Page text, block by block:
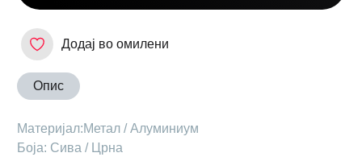
Додај во омилени
Опис
Maтеријал:Метал / Алуминиум
Боја: Сива / Црна